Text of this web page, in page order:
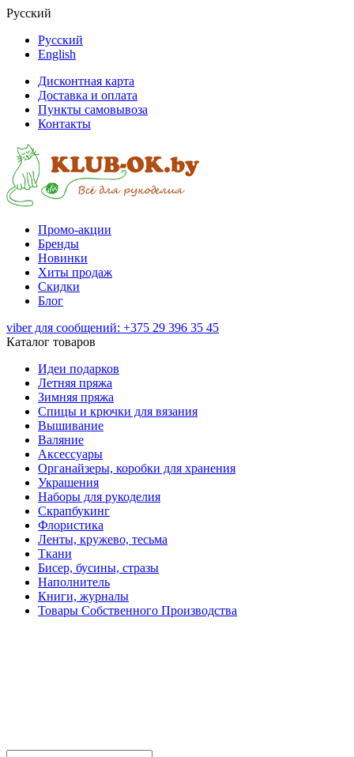
Русский
Русский
English
Дисконтная карта
Доставка и оплата
Пункты самовывоза
Контакты
Промо-акции
Бренды
Новинки
Хиты продаж
Скидки
Блог
viber для сообщений: +375 29 396 35 45
Каталог товаров
Идеи подарков
Летняя пряжа
Зимняя пряжа
Спицы и крючки для вязания
Вышивание
Валяние
Аксессуары
Органайзеры, коробки для хранения
Украшения
Наборы для рукоделия
Скрапбукинг
Флористика
Ленты, кружево, тесьма
Ткани
Бисер, бусины, стразы
Наполнитель
Книги, журналы
Товары Собственного Производства